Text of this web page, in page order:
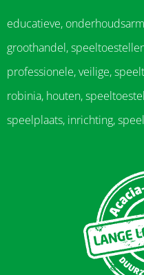
educatieve,
groothandel,
professionele, veilige,
robinia, houten,
speelplaats, inrichting,